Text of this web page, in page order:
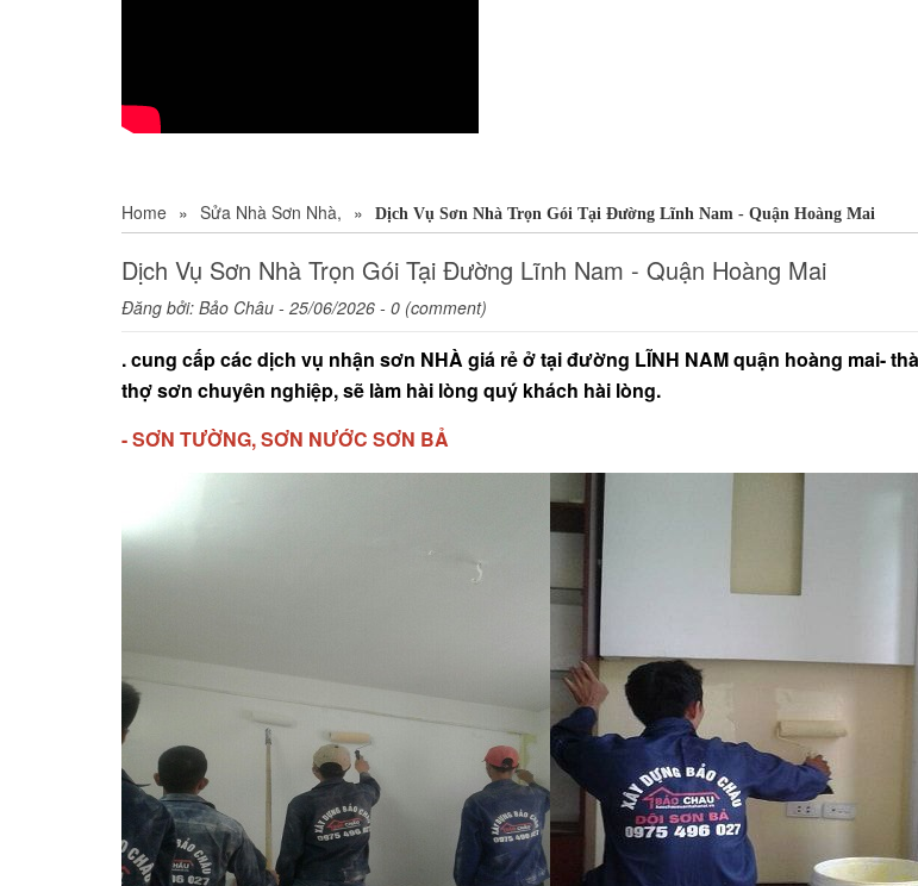
Home » Sửa Nhà Sơn Nhà, » Dịch Vụ Sơn Nhà Trọn Gói Tại Đường Lĩnh Nam - Quận Hoàng Mai
Dịch Vụ Sơn Nhà Trọn Gói Tại Đường Lĩnh Nam - Quận Hoàng Mai
Đăng bởi: Bảo Châu - 25/06/2026 - 0 (comment)
. cung cấp các dịch vụ nhận sơn NHÀ giá rẻ ở tại đường LĨNH NAM quận hoàng mai-
thợ sơn chuyên nghiệp, sẽ làm hài lòng quý khách hài lòng.
- SƠN TƯỜNG, SƠN NƯỚC SƠN BẢ